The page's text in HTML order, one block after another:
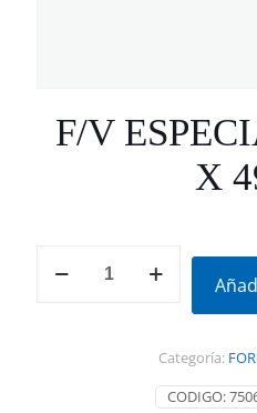
F/V
X
ESPECIAL
CODIGO:
Categoría: